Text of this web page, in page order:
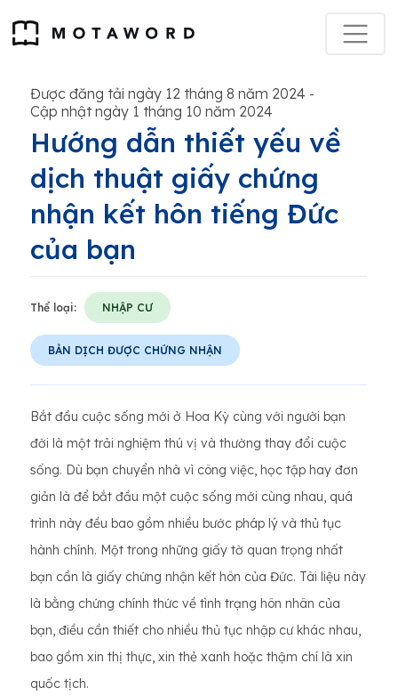
Được đăng tải ngày 12 tháng 8 năm 2024 -
Cập nhật ngày 1 tháng 10 năm 2024
Hướng dẫn thiết yếu về
dịch thuật giấy chứng
nhận kết hôn tiếng Đức
của bạn
Thể loại: NHẬP CƯ
BẢN DỊCH ĐƯỢC CHỨNG NHẬN
Bắt đầu cuộc sống mới ở Hoa Kỳ cùng với người bạn
đời là một trải nghiệm thú vị và thường thay đổi cuộc
sống. Dù bạn chuyển nhà vì công việc, học tập hay đơn
giản là để bắt đầu một cuộc sống mới cùng nhau, quá
trình này đều bao gồm nhiều bước pháp lý và thủ tục
hành chính. Một trong những giấy tờ quan trọng nhất
bạn cần là giấy chứng nhận kết hôn của Đức. Tài liệu này
là bằng chứng chính thức về tình trạng hôn nhân của
bạn, điều cần thiết cho nhiều thủ tục nhập cư khác nhau,
bao gồm xin thị thực, xin thẻ xanh hoặc thậm chí là xin
quốc tịch.